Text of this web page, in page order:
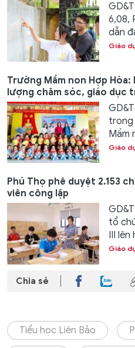
6,08,
dẫn
Giáo
Trường Mầm non Hợp
lượng chăm sóc, giáo dục
trong
Mầm
Giáo
Phú Thọ phê duyệt 2.153
viên công lập
tổ
III lên
Giáo
Chia sẻ
Tiểu học Liên Bảo